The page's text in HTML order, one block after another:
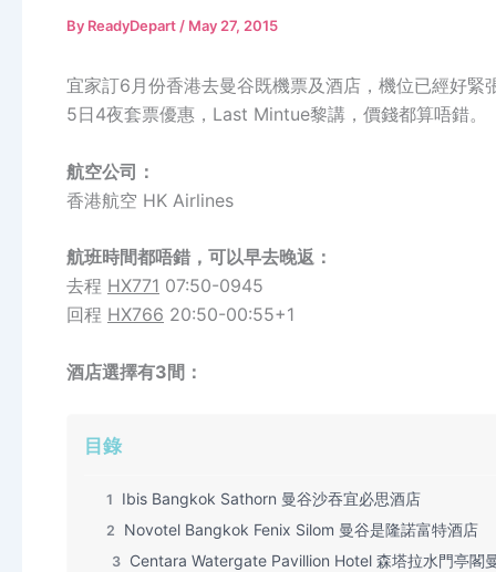
By ReadyDepart / May 27, 2015
宜家訂6月份香港去曼谷既機票及酒店，機位已經好
5日4夜套票優惠，Last Mintue黎講，價錢都算唔錯。
航空公司：
香港航空 HK Airlines
航班時間都唔錯，可以早去晚返：
去程 HX771 07:50-0945
回程 HX766 20:50-00:55+1
酒店選擇有3間：
目錄
1 Ibis Bangkok Sathorn 曼谷沙吞宜必思酒店
2 Novotel Bangkok Fenix Silom 曼谷是隆諾富特酒店
3 Centara Watergate Pavillion Hotel 森塔拉水門亭閣